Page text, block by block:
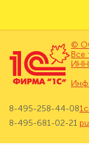
©
Все
ИНН
8-495-258-44-08
8-495-681-02-21